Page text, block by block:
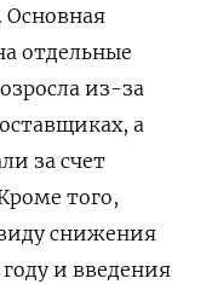
Основная
отдельные
из-за
а
за счет
того,
снижения
и введения